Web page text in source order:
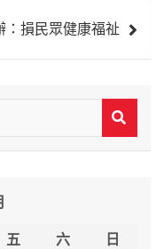
：損民眾健康福祉
五 六
日